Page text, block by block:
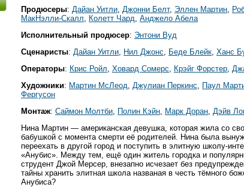
Продюсеры: Дайан Уитли Джонни Белт, Эллен Мартин
МакНэлли-Скалл
Колетт Чард Анджело Абела
Исполнительный продюсер: Энтони Вуд
Сценаристы: Дайан Уитли Нил Джонс Беде Блейк Ханс
Операторы: Крис Ройл Ховард Сомерс Крэйг Форстер
Художники: Мартин МcЛеод Джулиан Перкинс Паул
Фергусон
Монтаж: Саймон Молтби Полин Кэйн Марк Доран Дэйв
Нина Мартин — американская девушка, которая жила со
бабушкой с момента смерти её родителей. Нина была
переехать в другой город и поступить в элитную школу-
«Анубис». Между тем, ещё один житель городка и
струдент Джой Мерсер, внезапно исчезает без
тайны хранить элитная школа названая в честь тёмного
Анубиса?